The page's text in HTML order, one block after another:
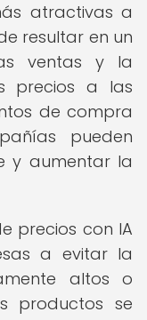
atractivas a
resultar en un
ventas y la
precios a las
de compra
pueden
y aumentar la
precios con IA
a evitar la
altos o
productos se